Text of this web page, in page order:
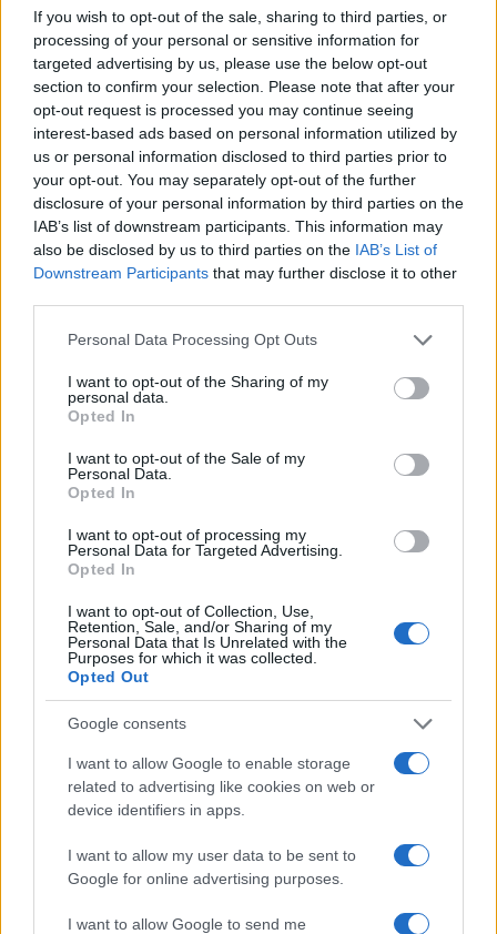
If you wish to opt-out of the sale, sharing to third parties, or
processing of your personal or sensitive information for
targeted advertising by us, please use the below opt-out
section to confirm your selection. Please note that after your
opt-out request is processed you may continue seeing
interest-based ads based on personal information utilized by
us or personal information disclosed to third parties prior to
your opt-out. You may separately opt-out of the further
disclosure of your personal information by third parties on the
IAB’s list of downstream participants. This information may
also be disclosed by us to third parties on the IAB’s List of
Downstream Participants that may further disclose it to other
Please note that this website/app uses one or more Google
not limited to your visit or usage behaviour. You may click to
grant or deny consent to Google and its third-party tags to
use your data for below specified purposes in below Google
consent section.
Personal Data Processing Opt Outs
I want to opt-out of the Sharing of my
personal data.
Opted In
I want to opt-out of the Sale of my
Personal Data.
Opted In
I want to opt-out of processing my
Personal Data for Targeted Advertising.
Opted In
I want to opt-out of Collection, Use,
Retention, Sale, and/or Sharing of my
Personal Data that Is Unrelated with the
Purposes for which it was collected.
Opted Out
Google consents
I want to allow Google to enable storage
related to advertising like cookies on web or
device identifiers in apps.
I want to allow my user data to be sent to
Google for online advertising purposes.
I want to allow Google to send me
ΤΟ ΠΑΡΟΝ ΤΗΣ ΚΥΡΙΑΚΗΣ